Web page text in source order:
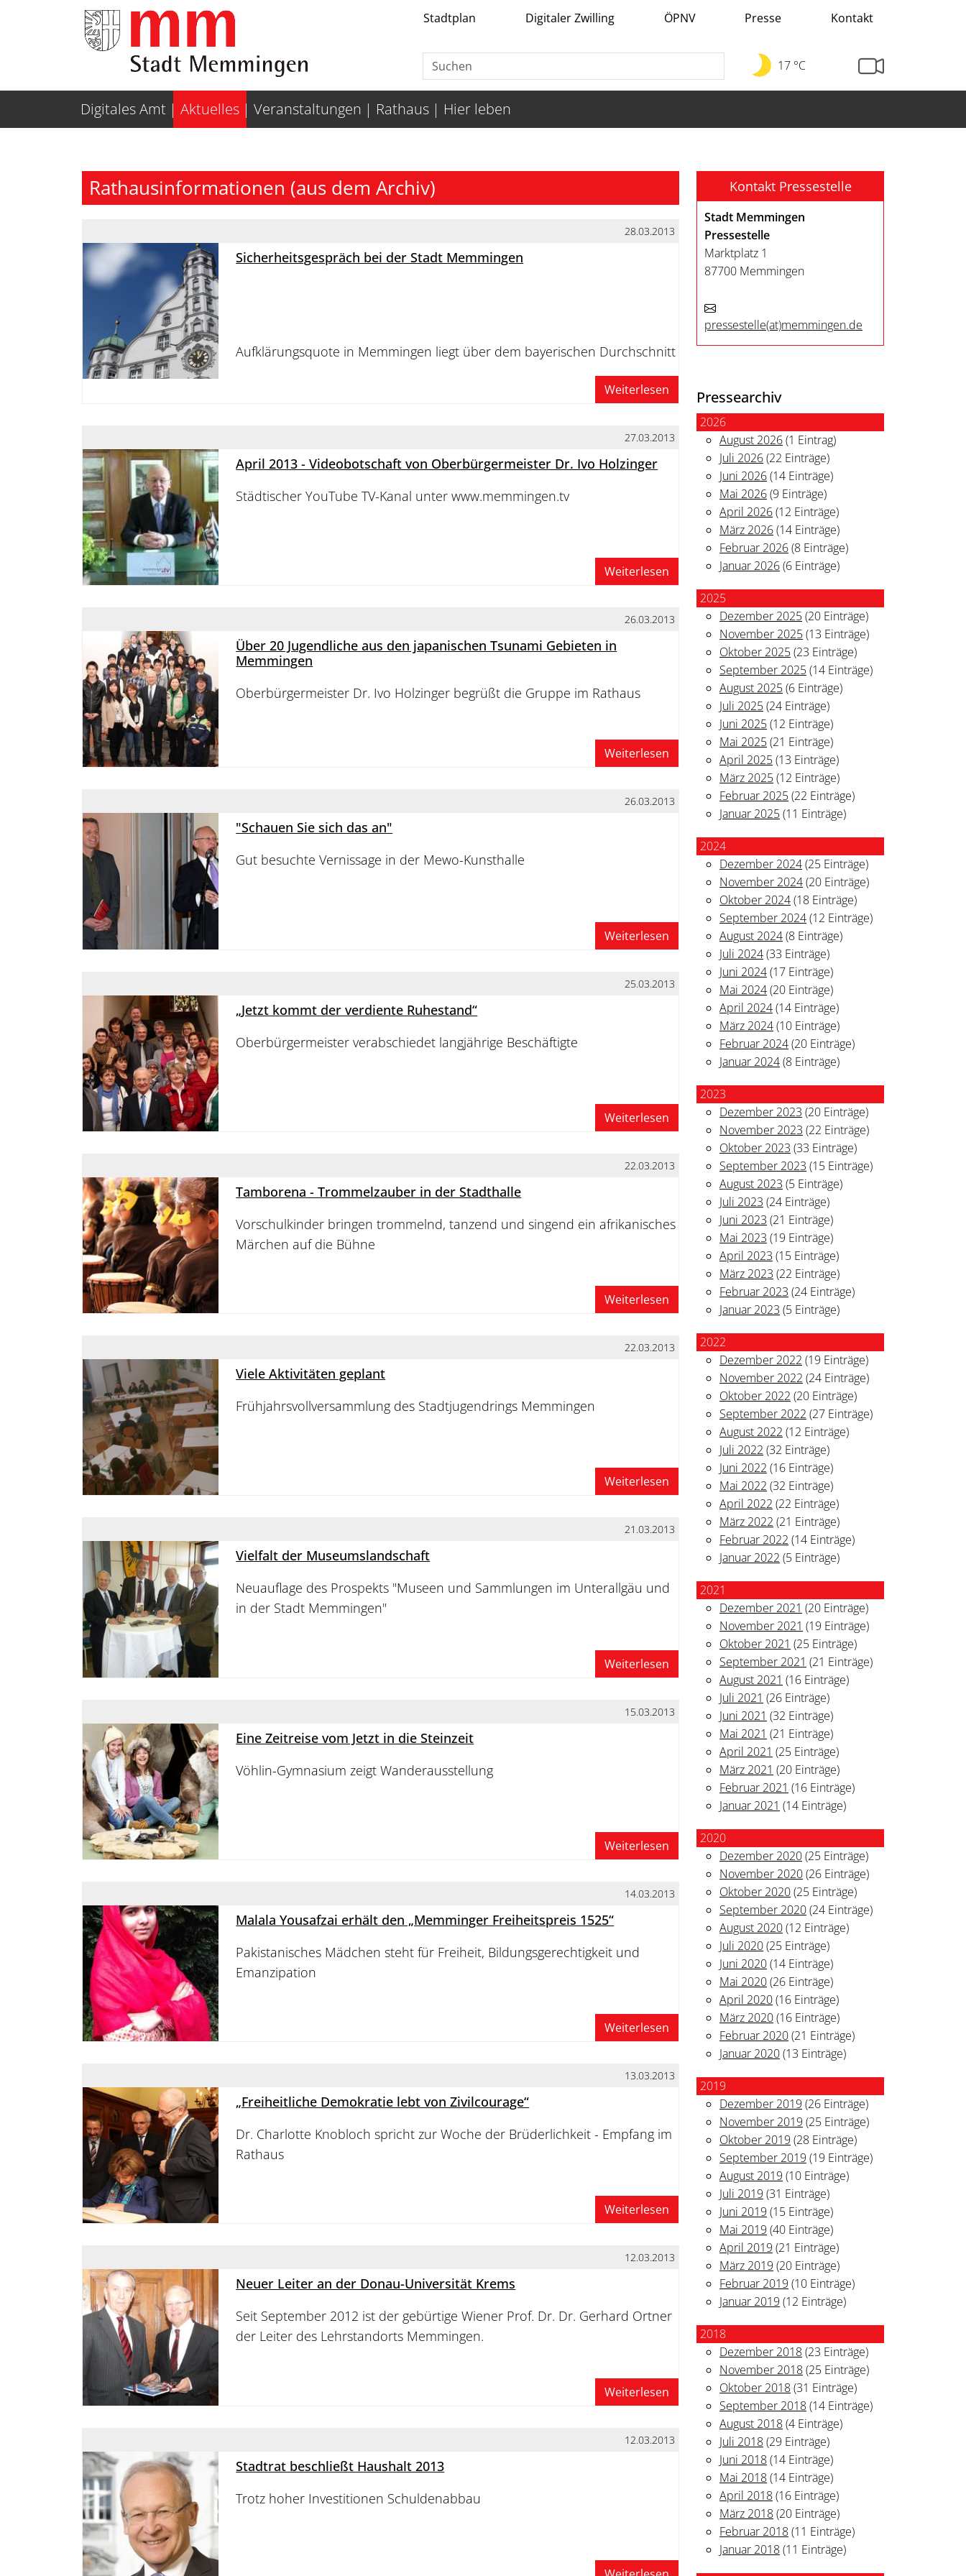
Weiter zur Navigation Weiter zum Inhalt Stadtplan Digitaler Zwilling ÖPNV Presse Kontakt
17 °C
Digitales Amt Aktuelles Veranstaltungen Rathaus Hier leben
Rathausinformationen (aus dem Archiv)
28.03.2013
Sicherheitsgespräch bei der Stadt Memmingen
Aufklärungsquote in Memmingen liegt über dem bayerischen Durchschnitt
Weiterlesen
27.03.2013
April 2013 - Videobotschaft von Oberbürgermeister Dr. Ivo Holzinger
Städtischer YouTube TV-Kanal unter www.memmingen.tv
Weiterlesen
26.03.2013
Über 20 Jugendliche aus den japanischen Tsunami Gebieten in
Memmingen
Oberbürgermeister Dr. Ivo Holzinger begrüßt die Gruppe im Rathaus
Weiterlesen
26.03.2013
"Schauen Sie sich das an"
Gut besuchte Vernissage in der Mewo-Kunsthalle
Weiterlesen
25.03.2013
„Jetzt kommt der verdiente Ruhestand“
Oberbürgermeister verabschiedet langjährige Beschäftigte
Weiterlesen
22.03.2013
Tamborena - Trommelzauber in der Stadthalle
Vorschulkinder bringen trommelnd, tanzend und singend ein afrikanisches
Märchen auf die Bühne
Weiterlesen
22.03.2013
Viele Aktivitäten geplant
Frühjahrsvollversammlung des Stadtjugendrings Memmingen
Weiterlesen
21.03.2013
Vielfalt der Museumslandschaft
Neuauflage des Prospekts "Museen und Sammlungen im Unterallgäu und
in der Stadt Memmingen"
Weiterlesen
15.03.2013
Eine Zeitreise vom Jetzt in die Steinzeit
Vöhlin-Gymnasium zeigt Wanderausstellung
Weiterlesen
14.03.2013
Malala Yousafzai erhält den „Memminger Freiheitspreis 1525“
Pakistanisches Mädchen steht für Freiheit, Bildungsgerechtigkeit und
Emanzipation
Weiterlesen
13.03.2013
„Freiheitliche Demokratie lebt von Zivilcourage“
Dr. Charlotte Knobloch spricht zur Woche der Brüderlichkeit - Empfang im
Rathaus
Weiterlesen
12.03.2013
Neuer Leiter an der Donau-Universität Krems
Seit September 2012 ist der gebürtige Wiener Prof. Dr. Dr. Gerhard Ortner
der Leiter des Lehrstandorts Memmingen.
Weiterlesen
12.03.2013
Stadtrat beschließt Haushalt 2013
Trotz hoher Investitionen Schuldenabbau
Kontakt Pressestelle
Stadt Memmingen
Pressestelle
Marktplatz 1
87700 Memmingen
pressestelle(at)memmingen.de
Pressearchiv
2026
August 2026(1 Eintrag)
Juli 2026(22 Einträge)
Juni 2026(14 Einträge)
Mai 2026(9 Einträge)
April 2026(12 Einträge)
März 2026(14 Einträge)
Februar 2026(8 Einträge)
Januar 2026(6 Einträge)
2025
Dezember 2025(20 Einträge)
November 2025(13 Einträge)
Oktober 2025(23 Einträge)
September 2025(14 Einträge)
August 2025(6 Einträge)
Juli 2025(24 Einträge)
Juni 2025(12 Einträge)
Mai 2025(21 Einträge)
April 2025(13 Einträge)
März 2025(12 Einträge)
Februar 2025(22 Einträge)
Januar 2025(11 Einträge)
2024
Dezember 2024(25 Einträge)
November 2024(20 Einträge)
Oktober 2024(18 Einträge)
September 2024(12 Einträge)
August 2024(8 Einträge)
Juli 2024(33 Einträge)
Juni 2024(17 Einträge)
Mai 2024(20 Einträge)
April 2024(14 Einträge)
März 2024(10 Einträge)
Februar 2024(20 Einträge)
Januar 2024(8 Einträge)
2023
Dezember 2023 (20 Einträge)
November 2023 (22 Einträge)
Oktober 2023 (33 Einträge)
September 2023 (15 Einträge)
August 2023 (5 Einträge)
Juli 2023 (24 Einträge)
Juni 2023 (21 Einträge)
Mai 2023 (19 Einträge)
April 2023 (15 Einträge)
März 2023 (22 Einträge)
Februar 2023 (24 Einträge)
Januar 2023 (5 Einträge)
2022
Dezember 2022 (19 Einträge)
November 2022 (24 Einträge)
Oktober 2022 (20 Einträge)
September 2022 (27 Einträge)
August 2022 (12 Einträge)
Juli 2022 (32 Einträge)
Juni 2022 (16 Einträge)
Mai 2022 (32 Einträge)
April 2022 (22 Einträge)
März 2022 (21 Einträge)
Februar 2022 (14 Einträge)
Januar 2022 (5 Einträge)
2021
Dezember 2021 (20 Einträge)
November 2021 (19 Einträge)
Oktober 2021 (25 Einträge)
September 2021 (21 Einträge)
August 2021 (16 Einträge)
Juli 2021 (26 Einträge)
Juni 2021 (32 Einträge)
Mai 2021 (21 Einträge)
April 2021 (25 Einträge)
März 2021 (20 Einträge)
Februar 2021 (16 Einträge)
Januar 2021 (14 Einträge)
2020
Dezember 2020(25 Einträge)
November 2020(26 Einträge)
Oktober 2020(25 Einträge)
September 2020(24 Einträge)
August 2020(12 Einträge)
Juli 2020(25 Einträge)
Juni 2020(14 Einträge)
Mai 2020(26 Einträge)
April 2020(16 Einträge)
März 2020(16 Einträge)
Februar 2020(21 Einträge)
Januar 2020(13 Einträge)
2019
Dezember 2019 (26 Einträge)
November 2019 (25 Einträge)
Oktober 2019 (28 Einträge)
September 2019 (19 Einträge)
August 2019 (10 Einträge)
Juli 2019 (31 Einträge)
Juni 2019 (15 Einträge)
Mai 2019 (40 Einträge)
April 2019 (21 Einträge)
März 2019 (20 Einträge)
Februar 2019 (10 Einträge)
Januar 2019 (12 Einträge)
2018
Dezember 2018(23 Einträge)
November 2018(25 Einträge)
Oktober 2018(31 Einträge)
September 2018(14 Einträge)
August 2018(4 Einträge)
Juli 2018(29 Einträge)
Juni 2018(14 Einträge)
Mai 2018(14 Einträge)
April 2018(16 Einträge)
März 2018(20 Einträge)
Februar 2018(11 Einträge)
Januar 2018(11 Einträge)